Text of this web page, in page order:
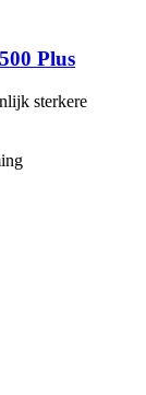
Plus
sterkere